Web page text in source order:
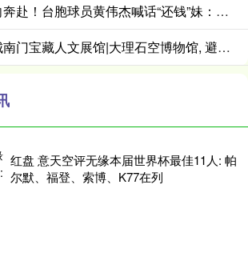
火牛配资 超萌双向奔赴！台胞球员黄伟杰喊话“还钱”妹：进球了希望她开心！
财牛股配 大理古城南门宝藏人文展馆|大理石空博物馆, 避暑研学拍照一站式打卡
红盘 意天空评无缘本届世界杯最佳11人: 帕
尔默、福登、索博、K77在列